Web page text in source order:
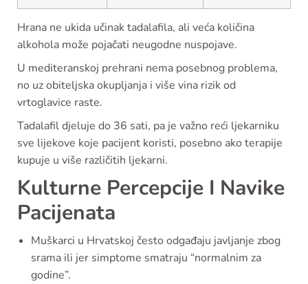
Hrana ne ukida učinak tadalafila, ali veća količina
alkohola može pojačati neugodne nuspojave.
U mediteranskoj prehrani nema posebnog problema,
no uz obiteljska okupljanja i više vina rizik od
vrtoglavice raste.
Tadalafil djeluje do 36 sati, pa je važno reći ljekarniku
sve lijekove koje pacijent koristi, posebno ako terapije
kupuje u više različitih ljekarni.
Kulturne Percepcije I Navike
Pacijenata
Muškarci u Hrvatskoj često odgađaju javljanje zbog
srama ili jer simptome smatraju “normalnim za
godine”.